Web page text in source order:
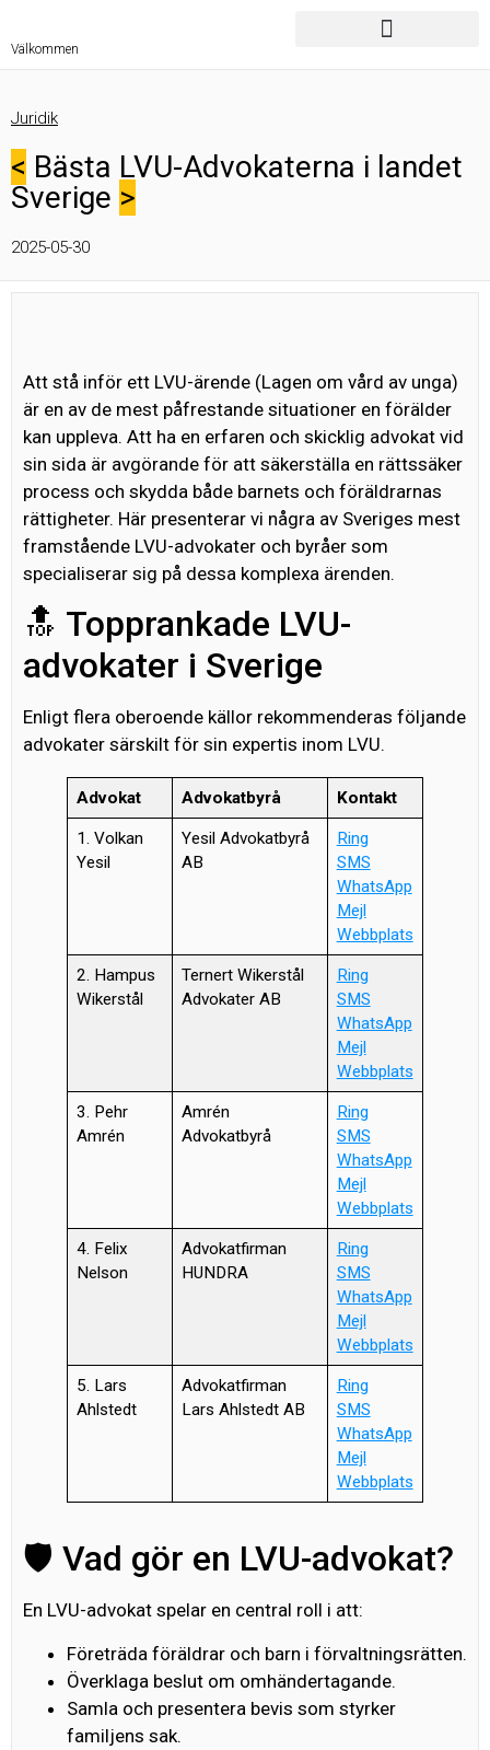
Välkommen
Juridik
< Bästa LVU-Advokaterna i landet
Sverige >
2025-05-30
Att stå inför ett LVU-ärende (Lagen om vård av unga)
är en av de mest påfrestande situationer en förälder
kan uppleva. Att ha en erfaren och skicklig advokat vid
sin sida är avgörande för att säkerställa en rättssäker
process och skydda både barnets och föräldrarnas
rättigheter. Här presenterar vi några av Sveriges mest
framstående LVU-advokater och byråer som
specialiserar sig på dessa komplexa ärenden.
🔝 Topprankade LVU-
advokater i Sverige
Enligt flera oberoende källor rekommenderas följande
advokater särskilt för sin expertis inom LVU.
Advokat Advokatbyrå Kontakt
1. Volkan
Yesil
Yesil Advokatbyrå
AB
Ring
SMS
WhatsApp
Mejl
Webbplats
2. Hampus
Wikerstål
Ternert Wikerstål
Advokater AB
Ring
SMS
WhatsApp
Mejl
Webbplats
3. Pehr
Amrén
Amrén
Advokatbyrå
Ring
SMS
WhatsApp
Mejl
Webbplats
4. Felix
Nelson
Advokatfirman
HUNDRA
Ring
SMS
WhatsApp
Mejl
Webbplats
5. Lars
Ahlstedt
Advokatfirman
Lars Ahlstedt AB
Ring
SMS
WhatsApp
Mejl
Webbplats
🛡️ Vad gör en LVU-advokat?
En LVU-advokat spelar en central roll i att:
Företräda föräldrar och barn i förvaltningsrätten.
Överklaga beslut om omhändertagande.
Samla och presentera bevis som styrker
familjens sak.